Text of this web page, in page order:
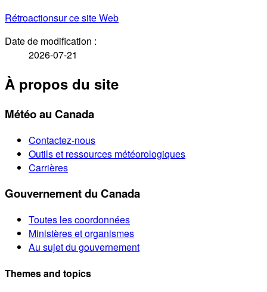
Rétroactionsur ce site Web
Date de modification :
2026-07-21
À propos du site
Météo au Canada
Contactez-nous
Outils et ressources météorologiques
Carrières
Gouvernement du Canada
Toutes les coordonnées
Ministères et organismes
Au sujet du gouvernement
Themes and topics